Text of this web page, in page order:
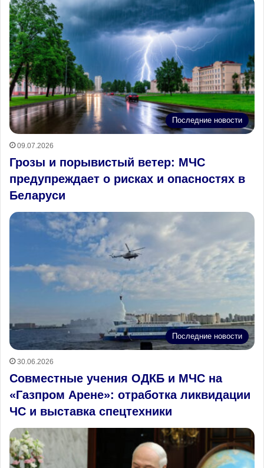
Последние новости
09.07.2026
Грозы и порывистый ветер: МЧС
предупреждает о рисках и опасностях в
Беларуси
Последние новости
30.06.2026
Совместные учения ОДКБ и МЧС на
«Газпром Арене»: отработка ликвидации
ЧС и выставка спецтехники